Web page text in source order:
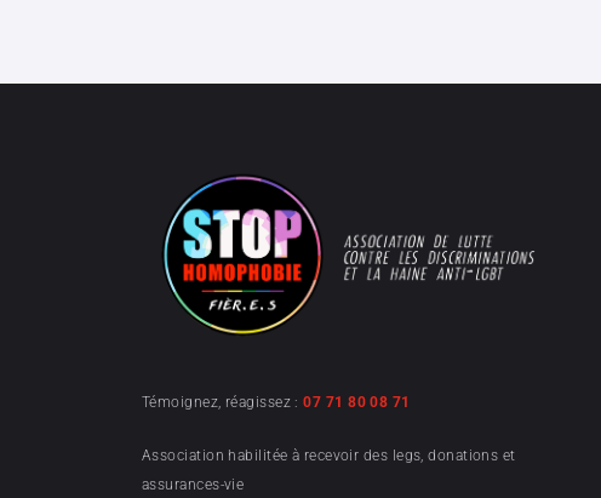
Témoignez, réagissez :07 71 80 08 71
Association habilitée à recevoir des legs, donations et
assurances-vie